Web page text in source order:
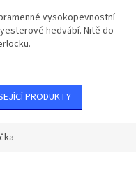
vysokopevnostní
hedvábí. Nitě do
PRODUKTY